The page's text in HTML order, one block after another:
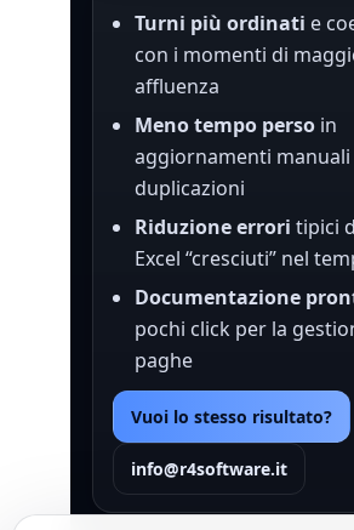
Turni più ordinati e
con i momenti di
affluenza
Meno tempo perso in
aggiornamenti manuali
duplicazioni
Riduzione errori tipici
Excel “cresciuti” nel
Documentazione
pochi click per la
paghe
Vuoi lo stesso risultato?
info@r4software.it